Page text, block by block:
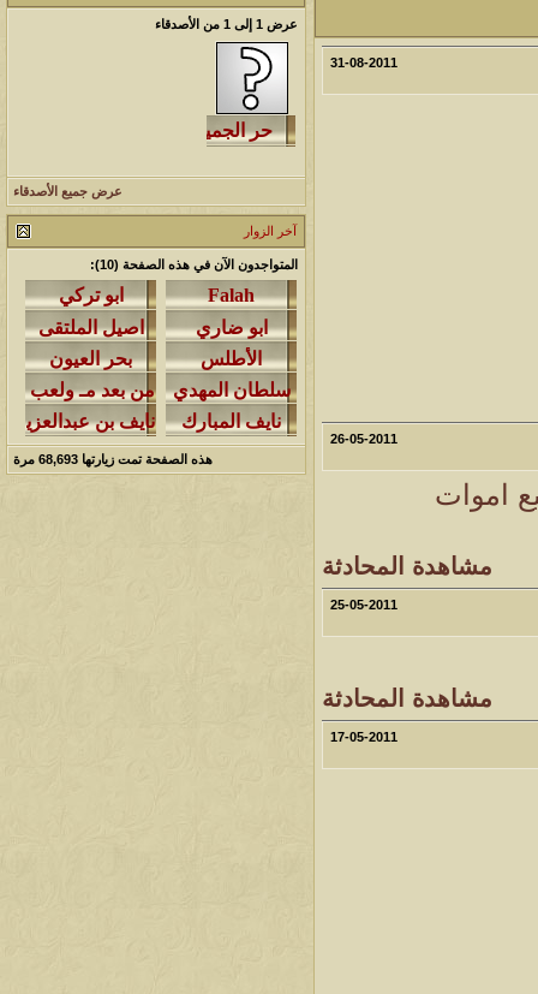
مشاركات المشاهدات
آخر مشاركة
276498 آخر رد:
آخر مشاركة
آخر رد:الميآسية
31-08-2011
26-05-2011
اموات
مشاهدة المحادثة
25-05-2011
مشاهدة المحادثة
17-05-2011
عرض 1 إلى 1 من الأصدقاء
عرض جميع الأصدقاء
آخر الزوار
المتواجدون الآن في هذه الصفحة (10):
هذه الصفحة تمت زيارتها 68,693 مرة